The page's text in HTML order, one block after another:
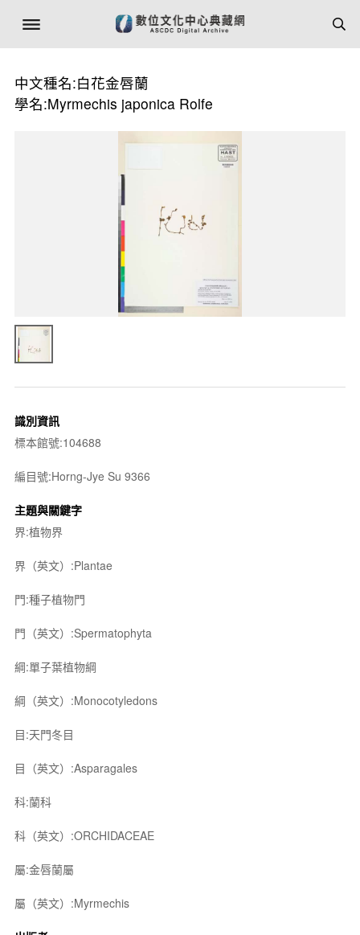
中文種名:白花金唇蘭
學名:Myrmechis japonica Rolfe
識別資訊
標本館號:104688
編目號:Horng-Jye Su 9366
主題與關鍵字
界:植物界
界（英文）:Plantae
門:種子植物門
門（英文）:Spermatophyta
綱:單子葉植物綱
綱（英文）:Monocotyledons
目:天門冬目
目（英文）:Asparagales
科:蘭科
科（英文）:ORCHIDACEAE
屬:金唇蘭屬
屬（英文）:Myrmechis